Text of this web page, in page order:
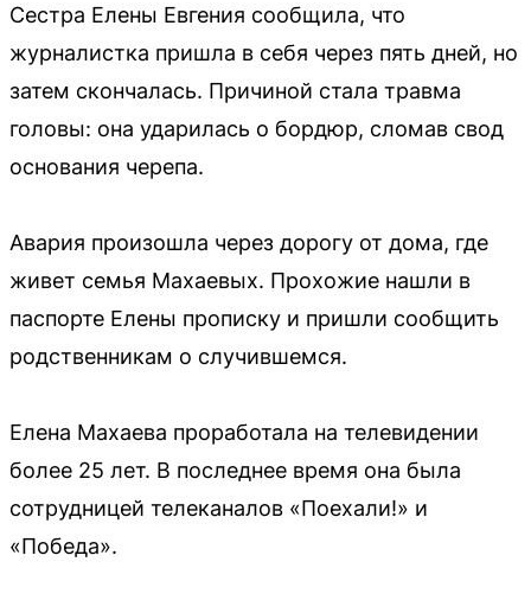
Сестра Елены Евгения сообщила, что
журналистка пришла в себя через пять дней, но
затем скончалась. Причиной стала травма
головы: она ударилась о бордюр, сломав свод
основания черепа.
Авария произошла через дорогу от дома, где
живет семья Махаевых. Прохожие нашли в
паспорте Елены прописку и пришли сообщить
родственникам о случившемся.
Елена Махаева проработала на телевидении
более 25 лет. В последнее время она была
сотрудницей телеканалов «Поехали!» и
«Победа».